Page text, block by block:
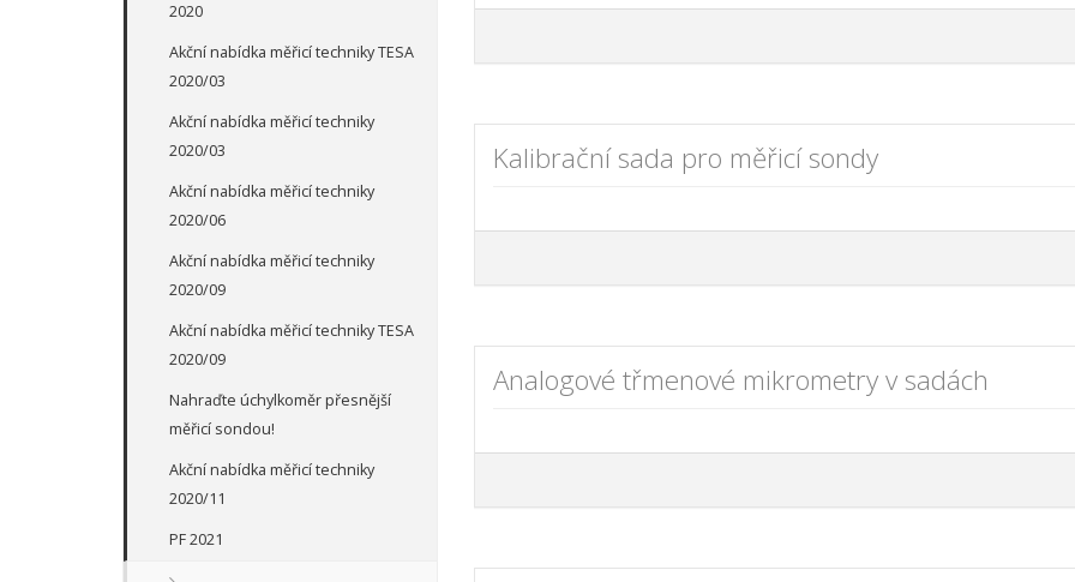
2020
Akční nabídka měřicí techniky TESA
2020/03
Akční nabídka měřicí techniky
2020/03
Akční nabídka měřicí techniky
2020/06
Akční nabídka měřicí techniky
2020/09
Akční nabídka měřicí techniky TESA
2020/09
Nahraďte úchylkoměr přesnější
měřicí sondou!
Akční nabídka měřicí techniky
2020/11
PF 2021
Kalibrační sada pro měřicí sondy
Analogové třmenové mikrometry v sadách